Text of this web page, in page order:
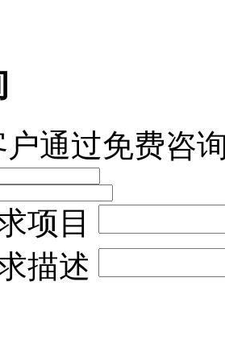
户通过免费咨
项目
描述